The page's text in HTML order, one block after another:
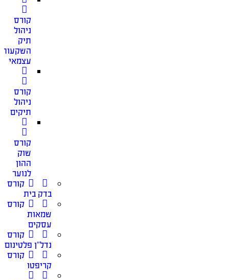
קורס
ניהול
תיק
השקעות
עצמאי
קורס
ניהול
תיקים
קורס
שוק
ההון
לנוער
קורס
בדק בית
קורס
שמאות
עסקים
קורס
נדל”ן פלטינום
קורס
קריפטו